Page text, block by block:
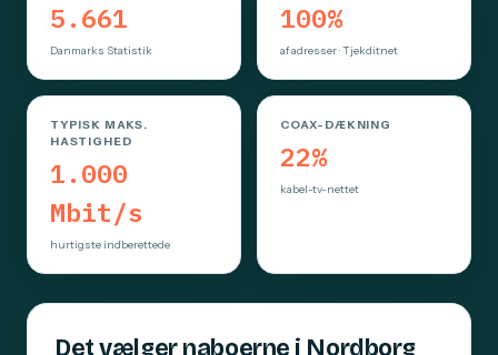
5.661
Danmarks Statistik
100%
af adresser · Tjekditnet
TYPISK MAKS.
HASTIGHED
1.000
Mbit/s
hurtigste indberettede
COAX-DÆKNING
22%
kabel-tv-nettet
Det vælger naboerne i Nordborg